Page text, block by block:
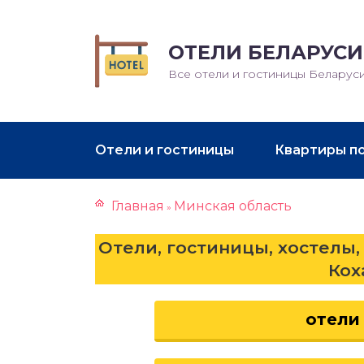
ОТЕЛИ БЕЛАРУСИ
Все отели и гостиницы
Отели и гостиницы Квартиры
Главная » Минская область
Отели, гостиницы,